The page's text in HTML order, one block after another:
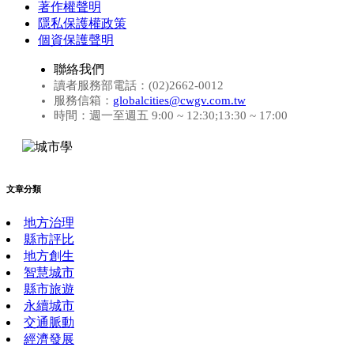
著作權聲明
隱私保護權政策
個資保護聲明
聯絡我們
讀者服務部電話：(02)2662-0012
服務信箱： globalcities@cwgv.com.tw
時間：週一至週五 9:00 ~ 12:30;13:30 ~ 17:00
文章分類
地方治理
縣市評比
地方創生
智慧城市
縣市旅遊
永續城市
交通脈動
經濟發展